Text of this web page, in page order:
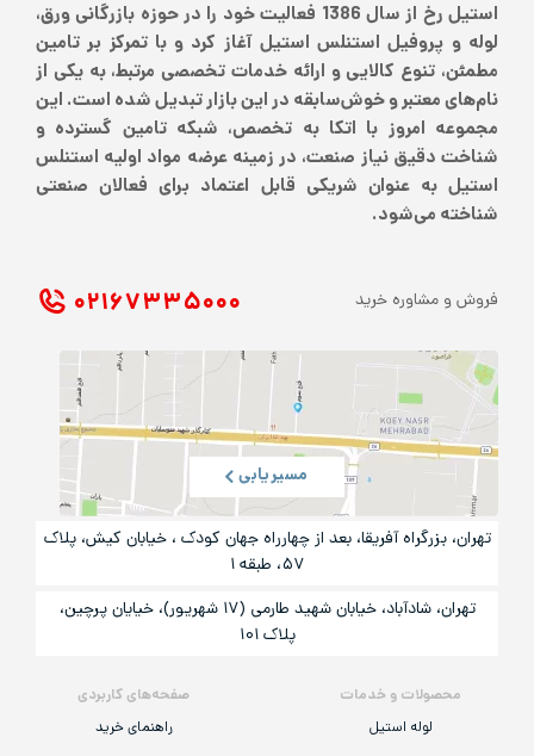
استیل رخ از سال 1386 فعالیت خود را در حوزه بازرگانی ورق،
لوله و پروفیل استنلس استیل آغاز کرد و با تمرکز بر تامین
مطمئن، تنوع کالایی و ارائه خدمات تخصصی مرتبط، به یکی از
نام‌های معتبر و خوش‌سابقه در این بازار تبدیل شده است. این
مجموعه امروز با اتکا به تخصص، شبکه تامین گسترده و
شناخت دقیق نیاز صنعت، در زمینه عرضه مواد اولیه استنلس
استیل به عنوان شریکی قابل اعتماد برای فعالان صنعتی
شناخته می‌شود.
محصولات و خدمات
لوله استیل
صفحه‌های کاربردی
راهنمای خرید
فروش و مشاوره خرید ۰۲۱ ۶۷۳۳۵۰۰۰
مسیریابی
تهران، بزرگراه آفریقا، بعد از چهارراه جهان کودک ، خیابان کیش، پلاک
۵۷، طبقه ۱
تهران، شادآباد، خیابان شهید طارمی (۱۷ شهریور)، خیایان پرچین،
پلاک ۱۰۱